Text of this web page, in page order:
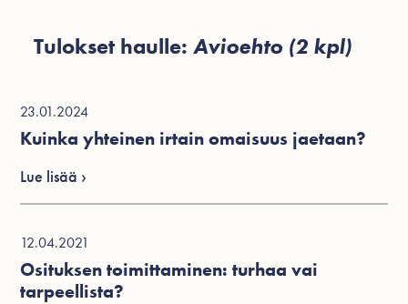
Tulokset haulle:Avioehto (2 kpl)
12.04.2021
Osituksen toimittaminen: turhaa vai
tarpeellista?
23.01.2024
Kuinka yhteinen irtain omaisuus jaetaan?
Lue lisää ›